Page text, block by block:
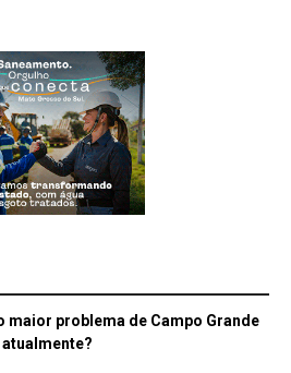
maior problema de Campo Grande
atualmente?